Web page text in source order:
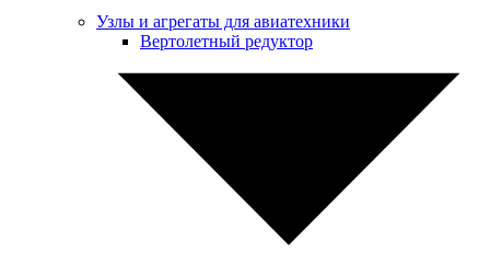
Узлы и агрегаты для авиатехники
Вертолетный редуктор